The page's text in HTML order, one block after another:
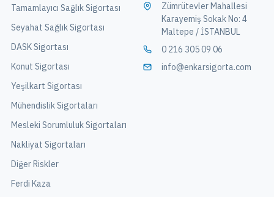
Tamamlayıcı Sağlık Sigortası
Seyahat Sağlık Sigortası
DASK Sigortası
Konut Sigortası
Yeşilkart Sigortası
Mühendislik Sigortaları
Mesleki Sorumluluk Sigortaları
Nakliyat Sigortaları
Diğer Riskler
Ferdi Kaza
Zümrütevler Mahallesi
Karayemiş Sokak No: 4
Maltepe / İSTANBUL
0 216 305 09 06
info@enkarsigorta.com